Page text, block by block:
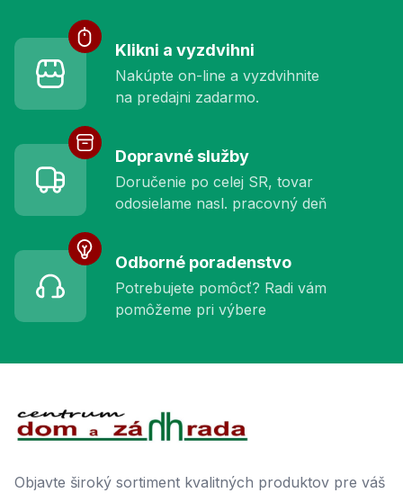
Služby pre vásKlikni a vyzdvihni
Nakúpte on-line a vyzdvihnite
na predajni zadarmo.
Dopravné služby
Doručenie po celej SR, tovar
odosielame nasl. pracovný deň
Odborné poradenstvo
Potrebujete pomôcť? Radi vám
pomôžeme pri výbere
Objavte široký sortiment kvalitných produktov pre váš